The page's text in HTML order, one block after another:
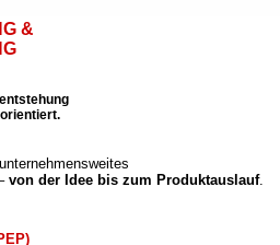
&
von der Idee bis zum Produktauslauf.